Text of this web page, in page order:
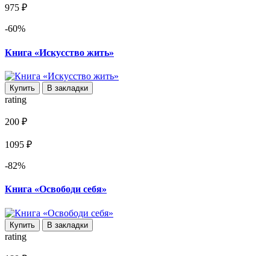
975 ₽
-60%
Книга «Искусство жить»
Купить В закладки
rating
200 ₽
1095 ₽
-82%
Книга «Освободи себя»
Купить В закладки
rating